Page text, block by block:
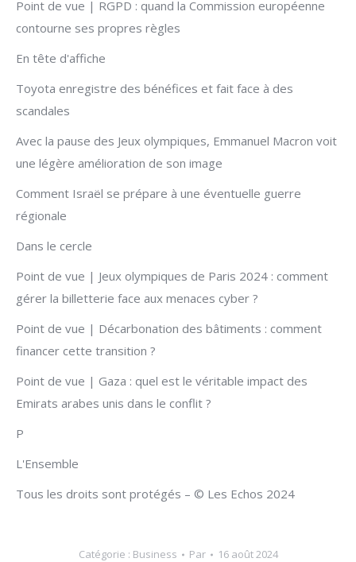
Point de vue | RGPD : quand la Commission européenne
contourne ses propres règles
En tête d'affiche
Toyota enregistre des bénéfices et fait face à des
scandales
Avec la pause des Jeux olympiques, Emmanuel Macron voit
une légère amélioration de son image
Comment Israël se prépare à une éventuelle guerre
régionale
Dans le cercle
Point de vue | Jeux olympiques de Paris 2024 : comment
gérer la billetterie face aux menaces cyber ?
Point de vue | Décarbonation des bâtiments : comment
financer cette transition ?
Point de vue | Gaza : quel est le véritable impact des
Emirats arabes unis dans le conflit ?
P
L'Ensemble
Tous les droits sont protégés – © Les Echos 2024
Catégorie : Business Par 16 août 2024